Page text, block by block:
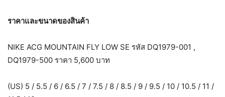
ราคาและขนาดของสินค้า
NIKE ACG MOUNTAIN FLY LOW SE รหัส DQ1979-001 ,
DQ1979-500 ราคา 5,600 บาท
(US) 5 / 5.5 / 6 / 6.5 / 7 / 7.5 / 8 / 8.5 / 9 / 9.5 / 10 / 10.5 / 11 /